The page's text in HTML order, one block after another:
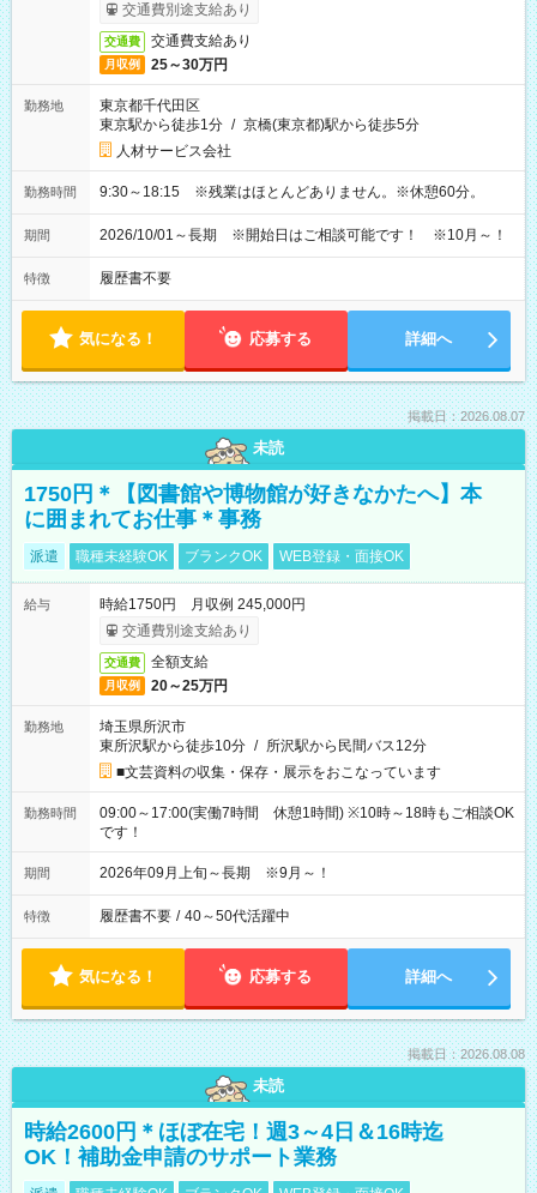
交通費別途支給あり
交通費 交通費支給あり
月収例 25～30万円
勤務地
東京都千代田区
東京駅から徒歩1分 / 京橋(東京都)駅から徒歩5分
人材サービス会社
勤務時間 9:30～18:15 ※残業はほとんどありません。※休憩60分。
期間 2026/10/01～長期 ※開始日はご相談可能です！ ※10月～！
特徴 履歴書不要
気になる！ 応募する 詳細へ
掲載日：2026.08.07
未読
1750円＊【図書館や博物館が好きなかたへ】本
に囲まれてお仕事＊事務
派遣 職種未経験OK ブランクOK WEB登録・面接OK
給与
時給1750円 月収例 245,000円
交通費別途支給あり
交通費 全額支給
月収例 20～25万円
勤務地
埼玉県所沢市
東所沢駅から徒歩10分 / 所沢駅から民間バス12分
■文芸資料の収集・保存・展示をおこなっています
勤務時間
09:00～17:00(実働7時間 休憩1時間) ※10時～18時もご相談OK
です！
期間 2026年09月上旬～長期 ※9月～！
特徴 履歴書不要 / 40～50代活躍中
気になる！ 応募する 詳細へ
掲載日：2026.08.08
未読
時給2600円＊ほぼ在宅！週3～4日＆16時迄
OK！補助金申請のサポート業務